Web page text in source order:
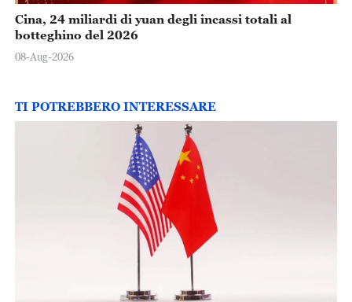
Cina, 24 miliardi di yuan degli incassi totali al
botteghino del 2026
08-Aug-2026
TI POTREBBERO INTERESSARE